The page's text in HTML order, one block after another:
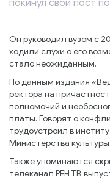
покинул свой пост
Он руководил вузом с
ходили слухи о его
стало неожиданным.
По данным издания
ректора на
полномочий и
платы. Говорят о
трудоустроил в
Министерства культуры.
Также упоминаются
телеканал РЕН ТВ